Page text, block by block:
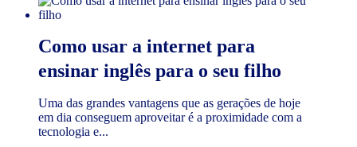
Como usar a internet para
ensinar inglês para o seu filho
Uma das grandes vantagens que as gerações de hoje
em dia conseguem aproveitar é a proximidade com a
tecnologia e...